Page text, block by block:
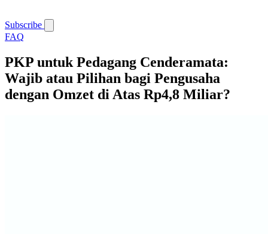
Subscribe
FAQ
PKP untuk Pedagang Cenderamata:
Wajib atau Pilihan bagi Pengusaha
dengan Omzet di Atas Rp4,8 Miliar?